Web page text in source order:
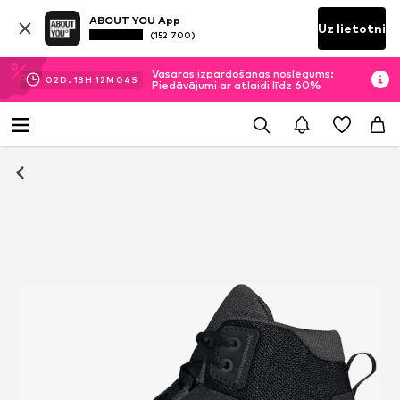
ABOUT YOU App
(152 700) Uz lietotni
02D. 13H 12M 03 S
Vasaras izpārdošanas noslēgums:
Piedāvājumi ar atlaidi līdz 60%